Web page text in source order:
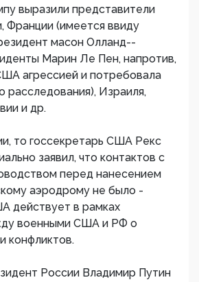
выразили представители
Франции (имеется ввиду
масон Олланд--
Марин Ле Пен, напротив,
агрессией и потребовала
расследования), Израиля,
и др.
то госсекретарь США Рекс
заявил, что контактов с
перед нанесением
аэродрому не было -
действует в рамках
военными США и РФ о
конфликтов.
России Владимир Путин